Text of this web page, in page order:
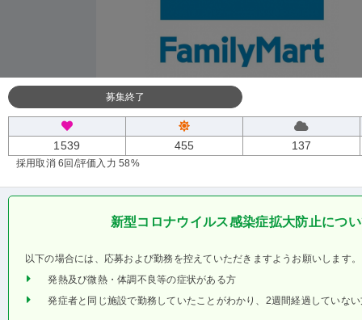
募集終了
1539 455 137
採用取消 6回 /評価入力 58%
新型コロナウイルス感染症拡大防止につ
以下の場合には、応募および勤務を控えていただきますようお願いします。
発熱及び微熱・体調不良等の症状がある方
発症者と同じ施設で勤務していたことがわかり、2週間経過していな